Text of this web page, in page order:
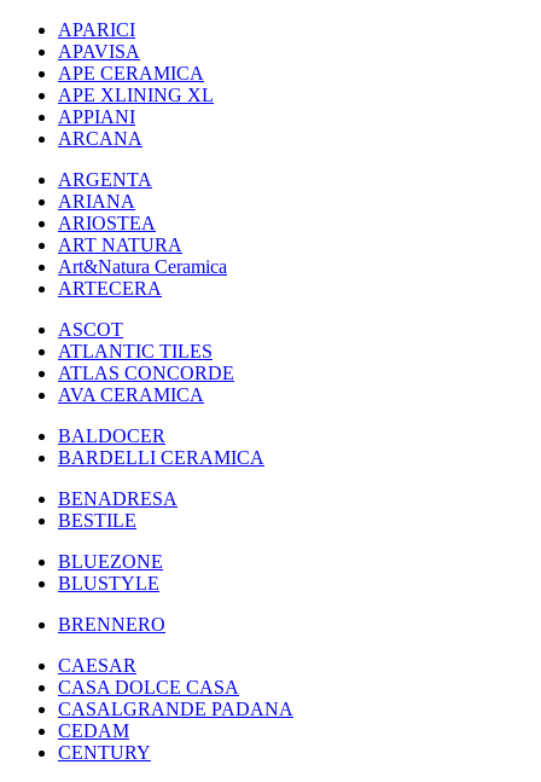
APARICI
APAVISA
APE CERAMICA
APE XLINING XL
APPIANI
ARCANA
ARGENTA
ARIANA
ARIOSTEA
ART NATURA
Art&Natura Ceramica
ARTECERA
ASCOT
ATLANTIC TILES
ATLAS CONCORDE
AVA CERAMICA
BALDOCER
BARDELLI CERAMICA
BENADRESA
BESTILE
BLUEZONE
BLUSTYLE
BRENNERO
CAESAR
CASA DOLCE CASA
CASALGRANDE PADANA
CEDAM
CENTURY